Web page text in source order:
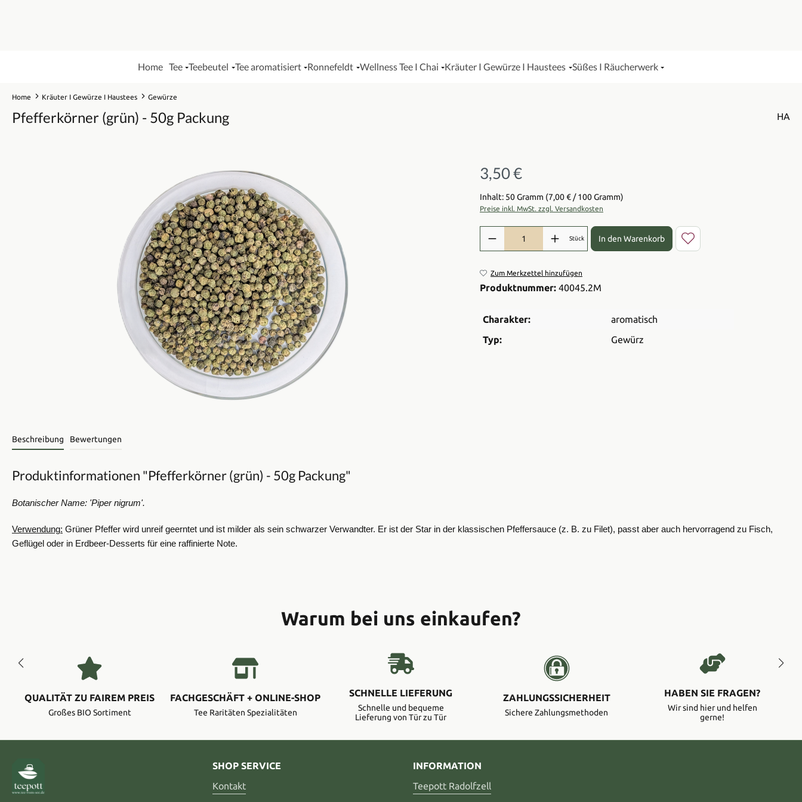
Home Tee Teebeutel Tee aromatisiert Ronnefeldt Wellness Tee I Chai Kräuter I Gewürze I Haustees Süßes I Räucherwerk
Home Kräuter I Gewürze I Haustees Gewürze
Pfefferkörner (grün) - 50g Packung HA
Regulärer Preis:
3,50 €
Inhalt: 50 Gramm (7,00 € / 100 Gramm)
Preise inkl. MwSt. zzgl. Versandkosten
Produkt Anzahl: Gib den gewünschten Wert ein oder benutze die
Stück In den Warenkorb
Zum Merkzettel hinzufügen
Produktnummer: 40045.2M
Charakter:
aromatisch
Typ:
Gewürz
Beschreibung Bewertungen
Produktinformationen "Pfefferkörner (grün) - 50g Packung"
Botanischer Name: 'Piper nigrum'.
Verwendung: Grüner Pfeffer wird unreif geerntet und ist milder als sein schwarzer Verwandter. Er ist der Star in der klassischen Pfeffersauce (z. B. zu Filet), passt aber auch hervorragend zu Fisch,
Geflügel oder in Erdbeer-Desserts für eine raffinierte Note.
Warum bei uns einkaufen?
QUALITÄT ZU FAIREM PREIS
Großes BIO Sortiment
FACHGESCHÄFT + ONLINE-SHOP
Tee Raritäten Spezialitäten
SCHNELLE LIEFERUNG
Schnelle und bequeme
Lieferung von Tür zu Tür
ZAHLUNGSSICHERHEIT
Sichere Zahlungsmethoden
HABEN SIE FRAGEN?
Wir sind hier und helfen
gerne!
SHOP SERVICE
Kontakt
INFORMATION
Teepott Radolfzell